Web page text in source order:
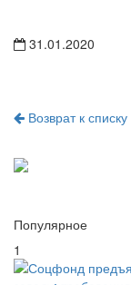
31.01.2020
Возврат к списку
Популярное
1